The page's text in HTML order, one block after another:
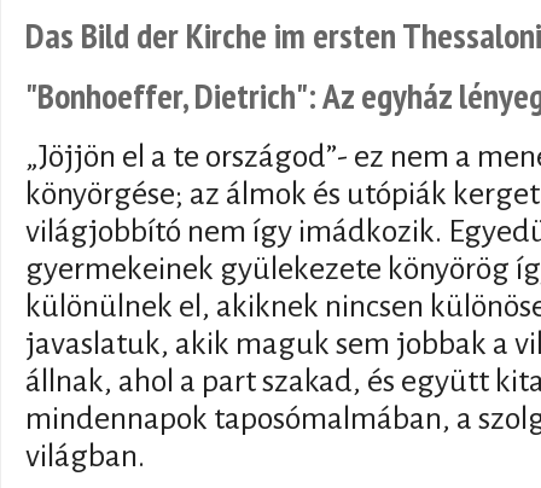
Das Bild der Kirche im ersten
"Bonhoeffer, Dietrich": Az egyház
„Jöjjön el a te országod”- ez nem a
könyörgése; az álmok és utópiák
világjobbító nem így imádkozik.
gyermekeinek gyülekezete könyörög
különülnek el, akiknek nincsen
javaslatuk, akik maguk sem jobbak a
állnak, ahol a part szakad, és együtt
mindennapok taposómalmában, a
világban.